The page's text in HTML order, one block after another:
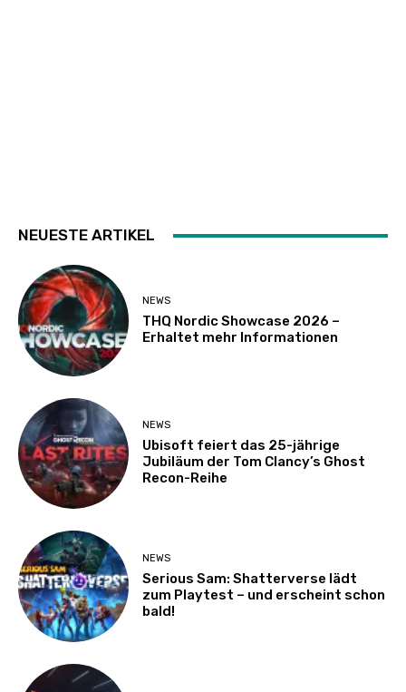
NEUESTE ARTIKEL
NEWS
THQ Nordic Showcase 2026 –
Erhaltet mehr Informationen
NEWS
Ubisoft feiert das 25-jährige
Jubiläum der Tom Clancy’s Ghost
Recon-Reihe
NEWS
Serious Sam: Shatterverse lädt
zum Playtest – und erscheint schon
bald!